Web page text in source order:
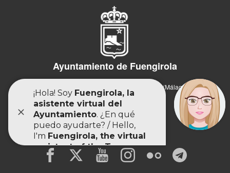
Ayuntamiento de Fuengirola
Plaza de España, 1, 29640 Fuengirola (Málaga)
952 58 93 00
registrogeneral@fuengirola.org
www.fuengirola.es/